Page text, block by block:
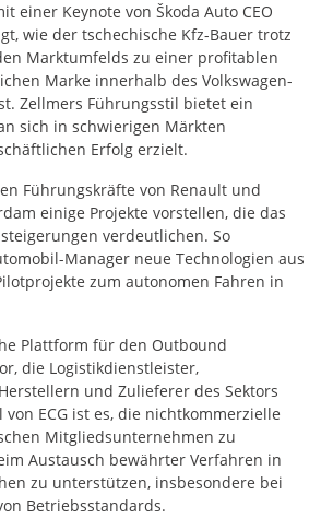
einer Keynote von Škoda Auto CEO
wie der tschechische Kfz-Bauer trotz
Marktumfelds zu einer profitablen
Marke innerhalb des Volkswagen-
Zellmers Führungsstil bietet ein
sich in schwierigen Märkten
Erfolg erzielt.
Führungskräfte von Renault und
einige Projekte vorstellen, die das
verdeutlichen. So
Manager neue Technologien aus
zum autonomen Fahren in
Plattform für den Outbound
die Logistikdienstleister,
und Zulieferer des Sektors
ECG ist es, die nichtkommerzielle
Mitgliedsunternehmen zu
Austausch bewährter Verfahren in
zu unterstützen, insbesondere bei
Betriebsstandards.